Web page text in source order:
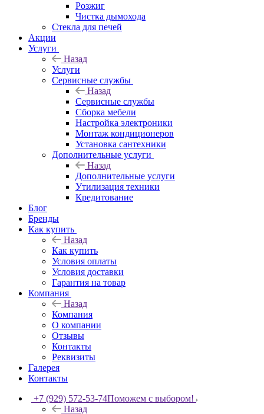
Розжиг
Чистка дымохода
Стекла для печей
Акции
Услуги
Назад
Услуги
Сервисные службы
Назад
Сервисные службы
Сборка мебели
Настройка электроники
Монтаж кондиционеров
Установка сантехники
Дополнительные услуги
Назад
Дополнительные услуги
Утилизация техники
Кредитование
Блог
Бренды
Как купить
Назад
Как купить
Условия оплаты
Условия доставки
Гарантия на товар
Компания
Назад
Компания
О компании
Отзывы
Контакты
Реквизиты
Галерея
Контакты
+7 (929) 572-53-74Поможем с выбором!
Назад